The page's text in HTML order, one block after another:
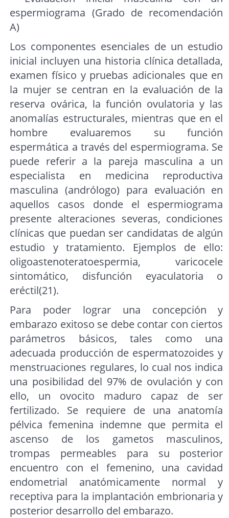
espermiograma (Grado de recomendación
A)
Los componentes esenciales de un estudio
inicial incluyen una historia clínica detallada,
examen físico y pruebas adicionales que en
la mujer se centran en la evaluación de la
reserva ovárica, la función ovulatoria y las
anomalías estructurales, mientras que en el
hombre evaluaremos su función
espermática a través del espermiograma. Se
puede referir a la pareja masculina a un
especialista en medicina reproductiva
masculina (andrólogo) para evaluación en
aquellos casos donde el espermiograma
presente alteraciones severas, condiciones
clínicas que puedan ser candidatas de algún
estudio y tratamiento. Ejemplos de ello:
oligoastenoteratoespermia, varicocele
sintomático, disfunción eyaculatoria o
eréctil(21).
Para poder lograr una concepción y
embarazo exitoso se debe contar con ciertos
parámetros básicos, tales como una
adecuada producción de espermatozoides y
menstruaciones regulares, lo cual nos indica
una posibilidad del 97% de ovulación y con
ello, un ovocito maduro capaz de ser
fertilizado. Se requiere de una anatomía
pélvica femenina indemne que permita el
ascenso de los gametos masculinos,
trompas permeables para su posterior
encuentro con el femenino, una cavidad
endometrial anatómicamente normal y
receptiva para la implantación embrionaria y
posterior desarrollo del embarazo.